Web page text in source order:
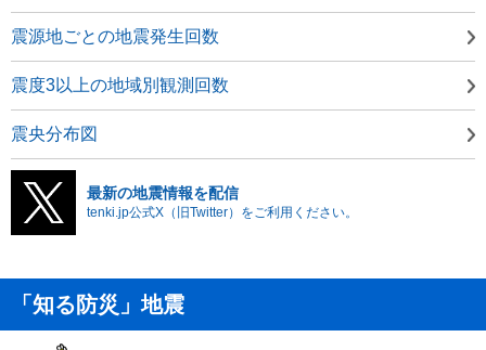
震源地ごとの地震発生回数
震度3以上の地域別観測回数
震央分布図
最新の地震情報を配信
tenki.jp公式X（旧Twitter）をご利用ください。
「知る防災」地震